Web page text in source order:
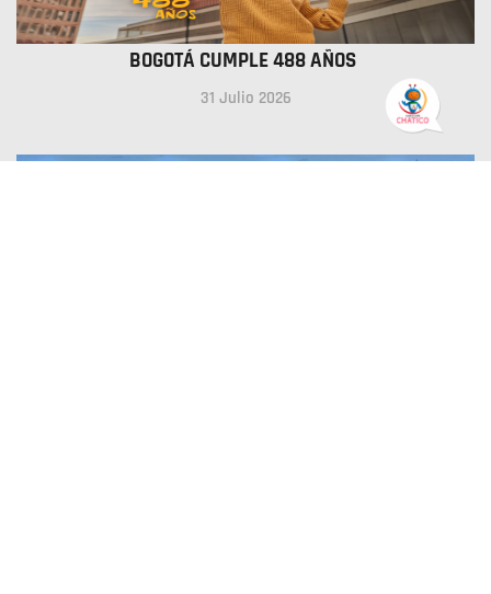
BOGOTÁ CUMPLE 488 AÑOS
31 Julio 2026